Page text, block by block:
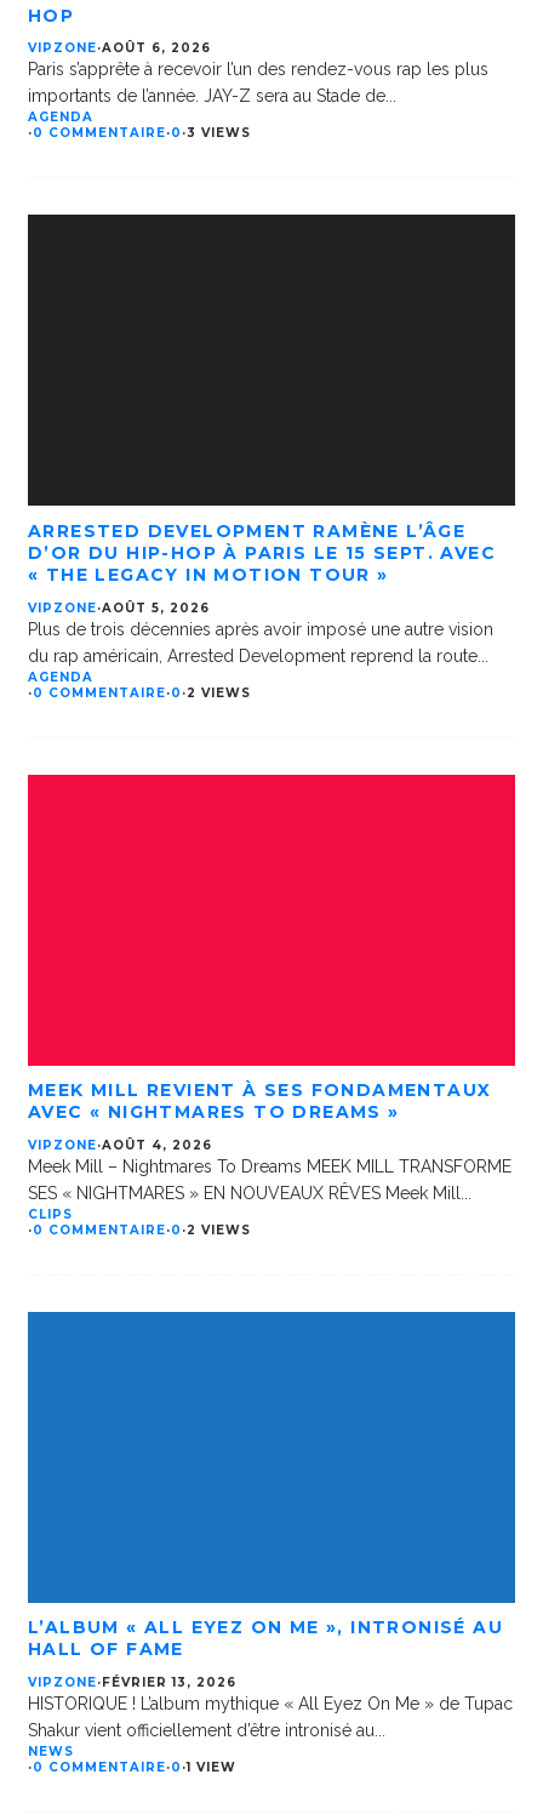
HOP
VIPZONE·AOÛT 6, 2026
Paris s’apprête à recevoir l’un des rendez-vous rap les plus
importants de l’année. JAY-Z sera au Stade de...
AGENDA
·0 COMMENTAIRE·0 ·3 VIEWS
ARRESTED DEVELOPMENT RAMÈNE L’ÂGE
D’OR DU HIP-HOP À PARIS LE 15 SEPT. AVEC
« THE LEGACY IN MOTION TOUR »
VIPZONE·AOÛT 5, 2026
Plus de trois décennies après avoir imposé une autre vision
du rap américain, Arrested Development reprend la route
AGENDA
·0 COMMENTAIRE·0 ·2 VIEWS
MEEK MILL REVIENT À SES FONDAMENTAUX
AVEC « NIGHTMARES TO DREAMS »
VIPZONE·AOÛT 4, 2026
Meek Mill – Nightmares To Dreams MEEK MILL TRANSFORME
SES « NIGHTMARES » EN NOUVEAUX RÊVES Meek Mill
CLIPS
·0 COMMENTAIRE·0 ·2 VIEWS
L’ALBUM « ALL EYEZ ON ME », INTRONISÉ AU
HALL OF FAME
VIPZONE·FÉVRIER 13, 2026
HISTORIQUE ! L’album mythique « All Eyez On Me » de Tupac
Shakur vient officiellement d’être intronisé au
NEWS
·0 COMMENTAIRE·0 ·1 VIEW